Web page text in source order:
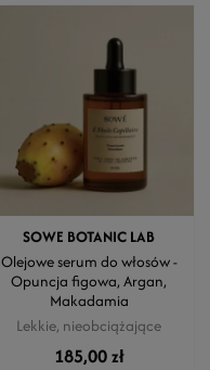
SOWE BOTANIC LAB
Olejowe serum do włosów -
Opuncja figowa, Argan,
Makadamia
Lekkie, nieobciążające
185,00 zł